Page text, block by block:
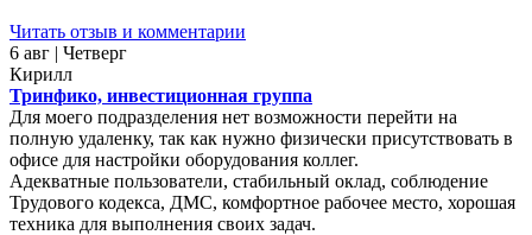
Читать отзыв и комментарии
6 авг | Четверг
Кирилл
Тринфико, инвестиционная группа
Для моего подразделения нет возможности перейти на
полную удаленку, так как нужно физически присутствовать в
офисе для настройки оборудования коллег.
Адекватные пользователи, стабильный оклад, соблюдение
Трудового кодекса, ДМС, комфортное рабочее место, хорошая
техника для выполнения своих задач.